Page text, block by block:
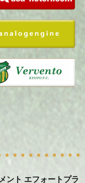
ント エフォートプラ